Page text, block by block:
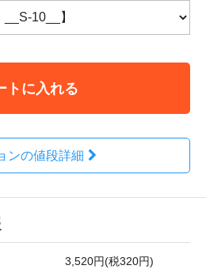
トに入れる
ンの値段詳細
3,520円(税320円)